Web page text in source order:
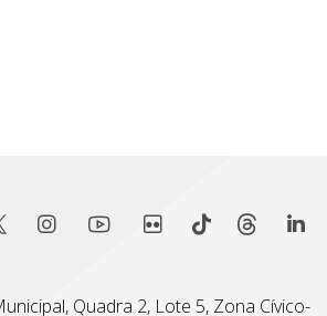
Quadra 2, Lote 5, Zona Cívico-